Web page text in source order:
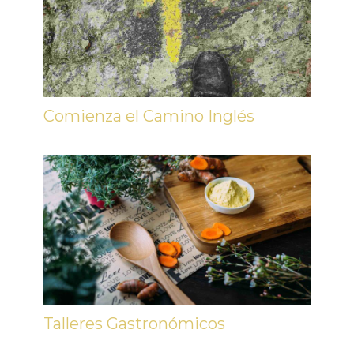
Comienza el Camino Inglés
Talleres Gastronómicos